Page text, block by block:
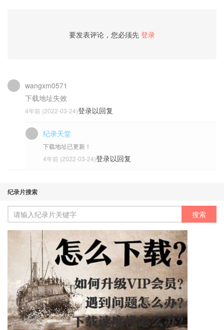
要发表评论，您必须先 登录
wangxm0571
下载地址失效
4年前 (2022-03-24)登录以回复
纪录天堂
下载地址已更新！
4年前 (2022-03-24)登录以回复
纪录片搜索